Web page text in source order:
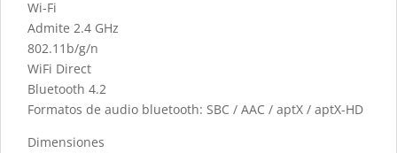
Wi-Fi
Admite 2.4 GHz
802.11b/g/n
WiFi Direct
Bluetooth 4.2
Formatos de audio bluetooth: SBC / AAC / aptX / aptX-HD
Dimensiones